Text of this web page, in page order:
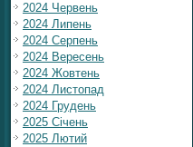
2024 Червень
2024 Липень
2024 Серпень
2024 Вересень
2024 Жовтень
2024 Листопад
2024 Грудень
2025 Січень
2025 Лютий